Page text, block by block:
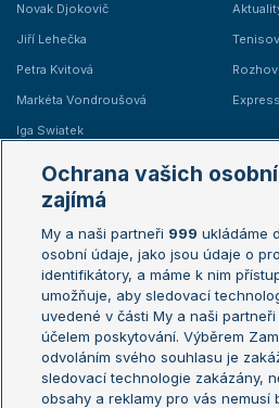
Novak Djokovič
Jiří Lehečka
Petra Kvitová
Markéta Vondroušová
Iga Swiatek
Žebříčky
Žebříček ATP (muži)
Žebříček WTA (ženy)
Sázkařský žebříček
French
US
Turnaj
Turnaj
Ochrana vašich
zajímá
My a naši partneři 999 ukládáme
osobní údaje, jako jsou údaje o
identifikátory, a máme k nim
umožňuje, aby sledovací
uvedené v části My a naši
účelem poskytování. Výběrem
odvoláním svého souhlasu je
sledovací technologie zakázány,
obsahy a reklamy pro vás nemusí